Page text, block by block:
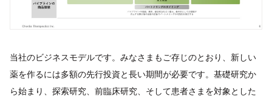
当社のビジネスモデルです。みなさまもご存じのとおり、新しい
薬を作るには多額の先行投資と長い期間が必要です。基礎研究か
ら始まり、探索研究、前臨床研究、そして患者さまを対象とした